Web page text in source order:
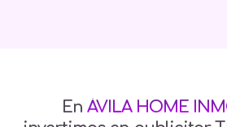
En ÁVILA HOME